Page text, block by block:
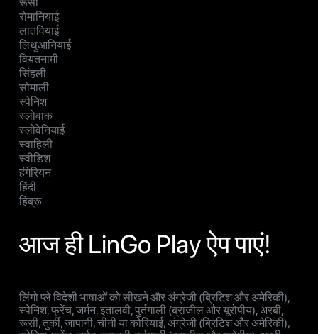
रोमानियाई
लातवियाई
लिथुआनियाई
वियतनामी
सिंहली
सोमाली
स्पेनिश
स्लोवाक
स्लोवेनियाई
स्वाहिली
स्वीडिश
हंगेरियन
हिंदी
हिब्रू
आज ही LinGo Play ऐप पाएं!
लिंगो प्ले विदेशी भाषाओं को सीखने और अंग्रेजी (ब्रिटिश और अमेरिकी),
स्पेनिश, फ्रेंच, जर्मन, इतालवी, पुर्तगाली (ब्राजील और यूरोपीय), अरबी,
रूसी, तुर्की, जापानी, चीनी या कोरियाई, अंग्रेजी (ब्रिटिश और अमेरिकी),